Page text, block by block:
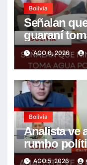
Bolivia
Señalan
guaraní
piden
resolver la
AGO 6, 2026
Bolivia
Analista ve
rumbo
gobierno
AGO 5, 2026